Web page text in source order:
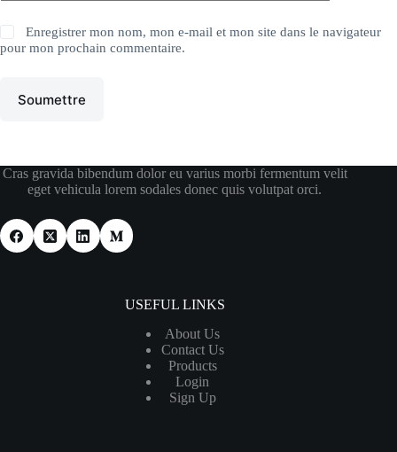
Enregistrer mon nom, mon e-mail et mon site dans le navigateur
pour mon prochain commentaire.
Soumettre
Cras gravida bibendum dolor eu varius morbi fermentum velit
eget vehicula lorem sodales donec quis volutpat orci.
USEFUL LINKS
About Us
Contact Us
Products
Login
Sign Up